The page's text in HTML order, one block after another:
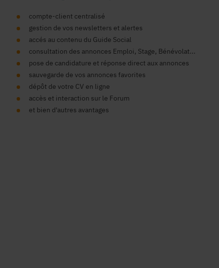
compte-client centralisé
gestion de vos newsletters et alertes
accés au contenu du Guide Social
consultation des annonces Emploi, Stage, Bénévolat...
pose de candidature et réponse direct aux annonces
sauvegarde de vos annonces favorites
dépôt de votre CV en ligne
accès et interaction sur le Forum
et bien d'autres avantages